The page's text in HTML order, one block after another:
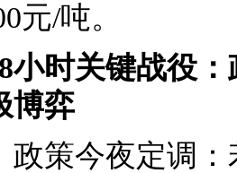
元/吨。
小时关键战役
博弈
政策今夜定调​​